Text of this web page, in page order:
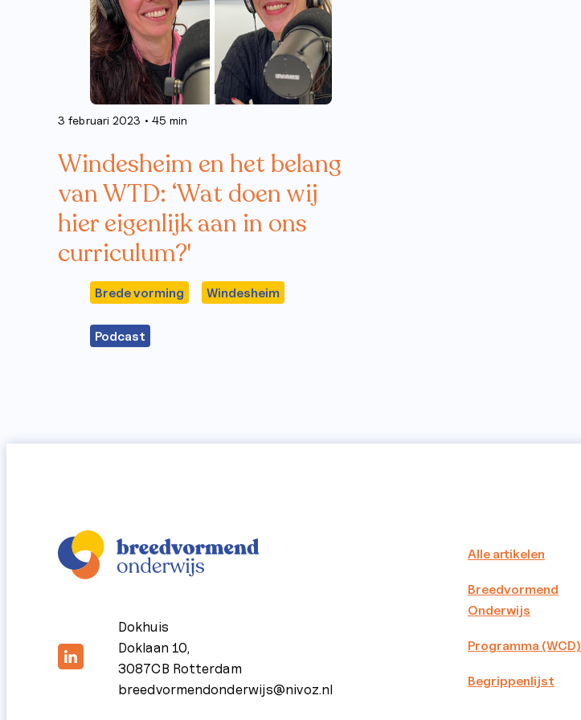
3 februari 2023 • 45 min
Windesheim en het belang
van WTD: ‘Wat doen wij
hier eigenlijk aan in ons
curriculum?'
Brede vorming Windesheim
Podcast
Dokhuis
Doklaan 10,
3087CB Rotterdam
breedvormendonderwijs@nivoz.nl
Alle artikelen
Breedvormend
Onderwijs
Programma (WCD)
Begrippenlijst